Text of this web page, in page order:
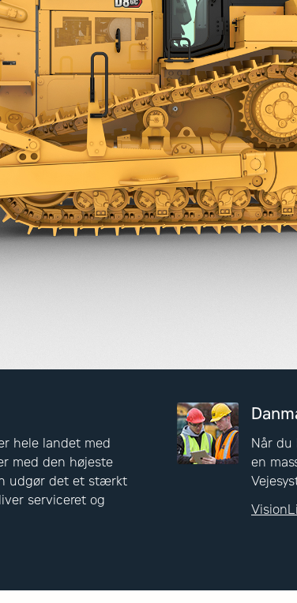
hele landet med
med den højeste
udgør det et stærkt
serviceret og
Når du
en